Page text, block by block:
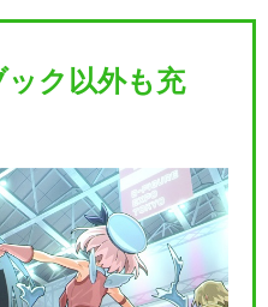
ク以外も充